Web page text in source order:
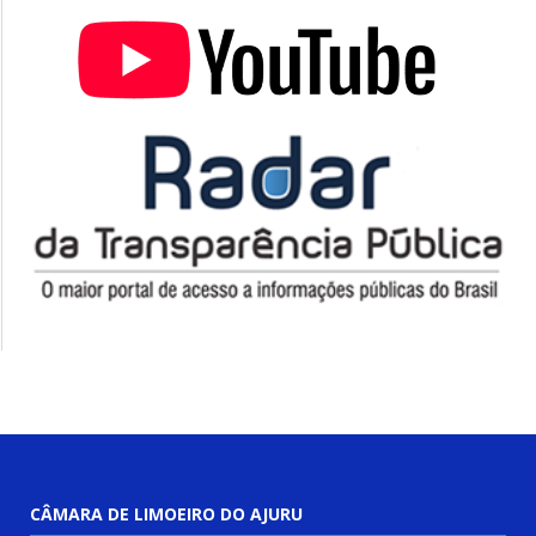
CÂMARA DE LIMOEIRO DO AJURU